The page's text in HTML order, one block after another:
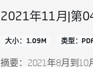
2021年11月|第
大小：1.09M 类型：
摘要：2021年8月到10